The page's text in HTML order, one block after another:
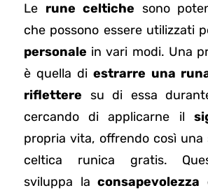
Le rune celtiche sono
che possono essere utilizzati
personale in vari modi. Una
è quella di estrarre una
riflettere su di essa
cercando di applicarne il
propria vita, offrendo così
celtica runica gratis.
sviluppa laconsapevolezza